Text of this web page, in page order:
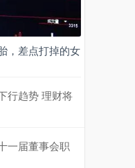
，差点打掉的女
行趋势 理财将
一届董事会职